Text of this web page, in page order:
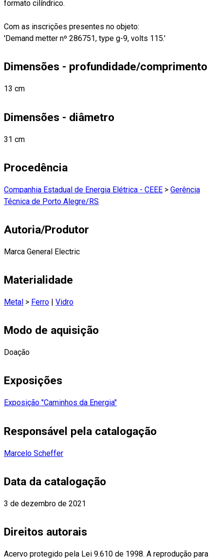
formato cilíndrico.
Com as inscrições presentes no objeto:
'Demand metter nº 286751, type g-9, volts 115.'
Dimensões - profundidade/comprimento
13 cm
Dimensões - diâmetro
31 cm
Procedência
Companhia Estadual de Energia Elétrica - CEEE > Gerência
Técnica de Porto Alegre/RS
Autoria/Produtor
Marca General Electric
Materialidade
Metal > Ferro | Vidro
Modo de aquisição
Doação
Exposições
Exposição "Caminhos da Energia"
Responsável pela catalogação
Marcelo Scheffer
Data da catalogação
3 de dezembro de 2021
Direitos autorais
Acervo protegido pela Lei 9.610 de 1998. A reprodução para